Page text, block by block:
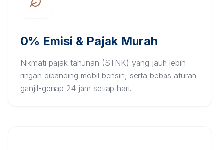
0% Emisi & Pajak Murah
Nikmati pajak tahunan (STNK) yang jauh lebih
ringan dibanding mobil bensin, serta bebas aturan
ganjil-genap 24 jam setiap hari.